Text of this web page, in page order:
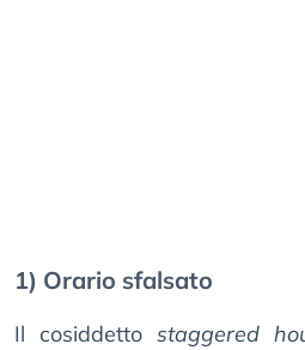
1) Orario sfalsato
Il cosiddetto staggered